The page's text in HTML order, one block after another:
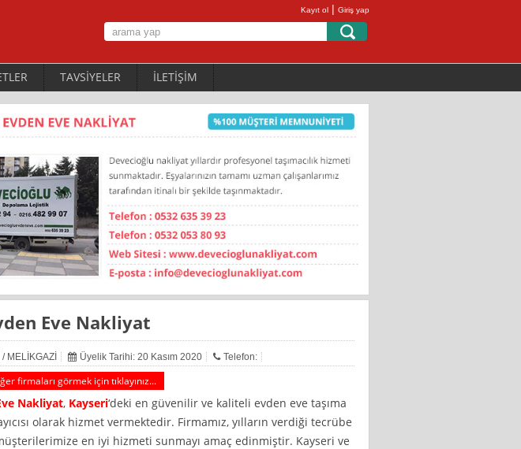
Kayıt ol | Giriş yap
TAVSİYELER İLETİŞİM
Eve Nakliyat
/ MELİKGAZİ Üyelik Tarihi: 20 Kasım 2020 Telefon:
firmaları görmek için tıklayınız...
Nakliyat, Kayseri‘deki en güvenilir ve kaliteli evden eve taşıma
olarak hizmet vermektedir. Firmamız, yılların verdiği tecrübe
en iyi hizmeti sunmayı amaç edinmiştir. Kayseri ve